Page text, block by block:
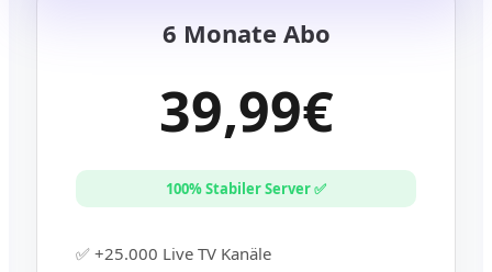
6 Monate Abo
39,99€
100% Stabiler Server ✅
✅ +25.000 Live TV Kanäle